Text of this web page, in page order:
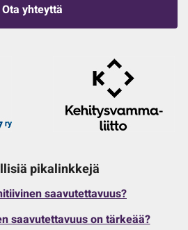
Ota yhteyttä
pikalinkkejä
saavutettavuus?
saavutettavuus on tärkeää?